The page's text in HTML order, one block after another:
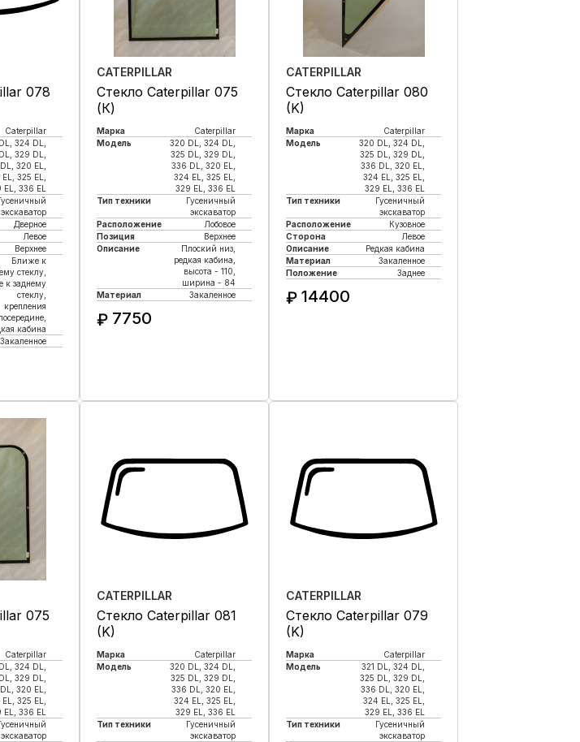
078
Caterpillar
324 DL,
329 DL,
320 EL,
325 EL,
EL, 336 EL
экскаватор
Дверное
Левое
Верхнее
Ближе к
стеклу,
к заднему
стеклу,
крепления
посередине,
кабина
Закаленное
CATERPILLAR
Стекло Caterpillar 075
(К)
Марка
Caterpillar
Модель
320 DL, 324 DL,
325 DL, 329 DL,
336 DL, 320 EL,
324 EL, 325 EL,
329 EL, 336 EL
Тип техники
Гусеничный
экскаватор
Расположение
Лобовое
Позиция
Верхнее
Описание
Плоский низ,
редкая кабина,
высота - 110,
ширина - 84
Материал
Закаленное
₽ 7750
CATERPILLAR
Стекло Caterpillar 080
(K)
Марка
Caterpillar
Модель
320 DL, 324 DL,
325 DL, 329 DL,
336 DL, 320 EL,
324 EL, 325 EL,
329 EL, 336 EL
Тип техники
Гусеничный
экскаватор
Расположение
Кузовное
Сторона
Левое
Описание
Редкая кабина
Материал
Закаленное
Положение
Заднее
₽14400
075
Caterpillar
324 DL,
329 DL,
320 EL,
325 EL,
EL, 336 EL
экскаватор
CATERPILLAR
Стекло Caterpillar 081
(K)
Марка
Caterpillar
Модель
320 DL, 324 DL,
325 DL, 329 DL,
336 DL, 320 EL,
324 EL, 325 EL,
329 EL, 336 EL
Тип техники
Гусеничный
экскаватор
CATERPILLAR
Стекло Caterpillar 079
(K)
Марка
Caterpillar
Модель
321 DL, 324 DL,
325 DL, 329 DL,
336 DL, 320 EL,
324 EL, 325 EL,
329 EL, 336 EL
Тип техники
Гусеничный
экскаватор